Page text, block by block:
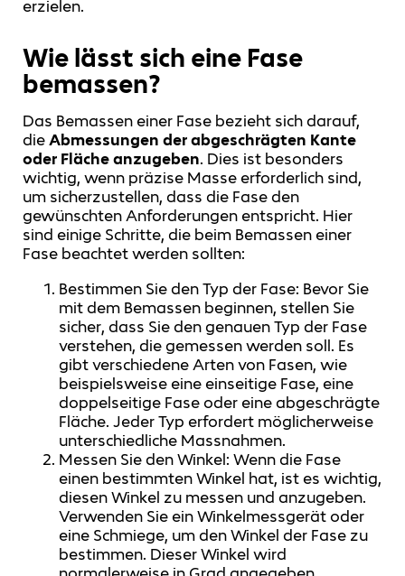
erzielen.
Wie lässt sich eine Fase
bemassen?
Das Bemassen einer Fase bezieht sich darauf,
dieAbmessungen der abgeschrägten Kante
oder Fläche anzugeben. Dies ist besonders
wichtig, wenn präzise Masse erforderlich sind,
um sicherzustellen, dass die Fase den
gewünschten Anforderungen entspricht. Hier
sind einige Schritte, die beim Bemassen einer
Fase beachtet werden sollten:
Bestimmen Sie den Typ der Fase: Bevor Sie
mit dem Bemassen beginnen, stellen Sie
sicher, dass Sie den genauen Typ der Fase
verstehen, die gemessen werden soll. Es
gibt verschiedene Arten von Fasen, wie
beispielsweise eine einseitige Fase, eine
doppelseitige Fase oder eine abgeschrägte
Fläche. Jeder Typ erfordert möglicherweise
unterschiedliche Massnahmen.
Messen Sie den Winkel: Wenn die Fase
einen bestimmten Winkel hat, ist es wichtig,
diesen Winkel zu messen und anzugeben.
Verwenden Sie ein Winkelmessgerät oder
eine Schmiege, um den Winkel der Fase zu
bestimmen. Dieser Winkel wird